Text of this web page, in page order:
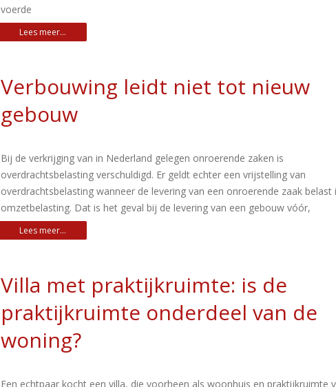
voerde
Verbouwing leidt niet tot nieuw
gebouw
Bij de verkrijging van in Nederland gelegen onroerende zaken is
overdrachtsbelasting verschuldigd. Er geldt echter een vrijstelling van
overdrachtsbelasting wanneer de levering van een onroerende zaak belast
omzetbelasting. Dat is het geval bij de levering van een gebouw vóór,
Villa met praktijkruimte: is de
praktijkruimte onderdeel van de
woning?
Een echtpaar kocht een villa, die voorheen als woonhuis en praktijkruimte